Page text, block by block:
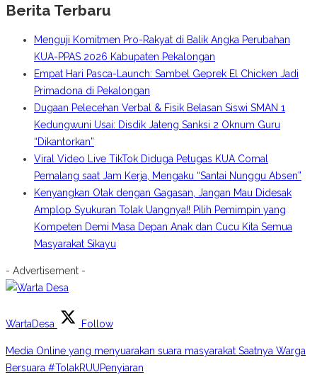
Berita Terbaru
Menguji Komitmen Pro-Rakyat di Balik Angka Perubahan
KUA-PPAS 2026 Kabupaten Pekalongan
Empat Hari Pasca-Launch: Sambel Geprek El Chicken Jadi
Primadona di Pekalongan
Dugaan Pelecehan Verbal & Fisik Belasan Siswi SMAN 1
Kedungwuni Usai: Disdik Jateng Sanksi 2 Oknum Guru
“Dikantorkan”
Viral Video Live TikTok Diduga Petugas KUA Comal
Pemalang saat Jam Kerja, Mengaku “Santai Nunggu Absen”
Kenyangkan Otak dengan Gagasan, Jangan Mau Didesak
Amplop Syukuran Tolak Uangnya!! Pilih Pemimpin yang
Kompeten Demi Masa Depan Anak dan Cucu Kita Semua
Masyarakat Sikayu
- Advertisement -
WartaDesa Follow
Media Online yang menyuarakan suara masyarakat Saatnya Warga
Bersuara #TolakRUUPenyiaran